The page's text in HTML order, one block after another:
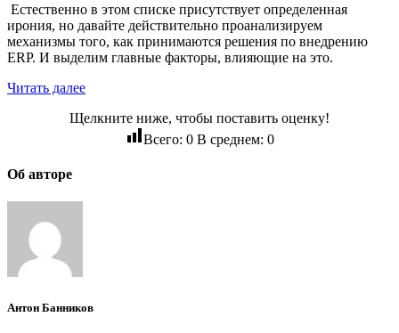
Естественно в этом списке присутствует определенная
ирония, но давайте действительно проанализируем
механизмы того, как принимаются решения по внедрению
ERP. И выделим главные факторы, влияющие на это.
Читать далее
Щелкните ниже, чтобы поставить оценку!
Всего: 0В среднем: 0
Об авторе
Антон Банников